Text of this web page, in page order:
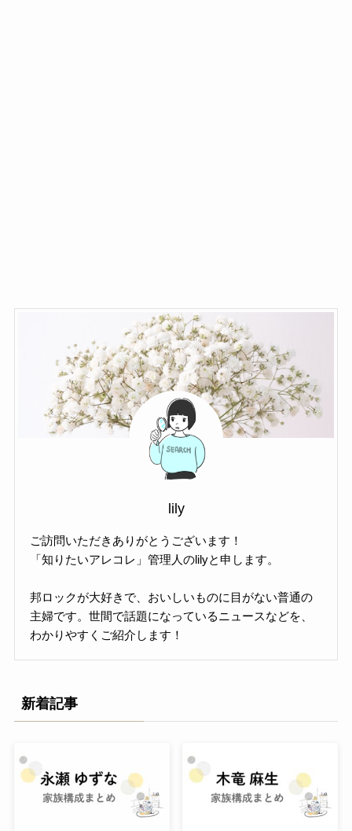
lily
ご訪問いただきありがとうございます！
「知りたいアレコレ」管理人のlilyと申します。
邦ロックが大好きで、おいしいものに目がない普通の
主婦です。世間で話題になっているニュースなどを、
わかりやすくご紹介します！
新着記事